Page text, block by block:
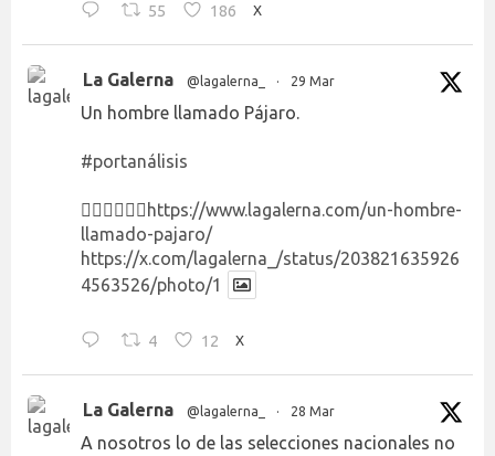
55 186 X
La Galerna @lagalerna_ · 29 Mar
Un hombre llamado Pájaro.
#portanálisis
👉🏻👉🏻👉🏻 https://www.lagalerna.com/un-hombre-
llamado-pajaro/
https://x.com/lagalerna_/status/203821635926
4563526/photo/1
4 12 X
La Galerna @lagalerna_ · 28 Mar
A nosotros lo de las selecciones nacionales no